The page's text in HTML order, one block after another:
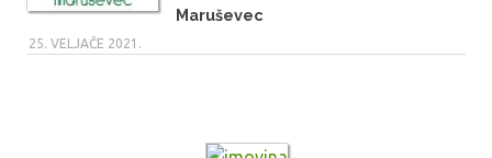
Maruševec
25. VELJAČE 2021.